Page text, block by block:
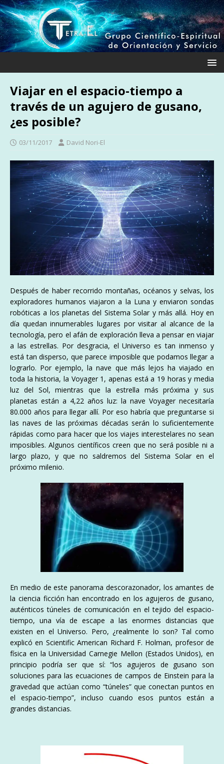
Viajar en el espacio-tiempo a
través de un agujero de gusano,
¿es posible?
03/11/2017 David Nori-El
Después de haber recorrido montañas, océanos y selvas, los
exploradores humanos viajaron a la Luna y enviaron sondas
robóticas a los planetas del Sistema Solar y más allá. Hoy en
día quedan innumerables lugares por visitar al alcance de la
tecnología, pero el afán de exploración lleva a pensar en viajar
a las estrellas. Por desgracia, el Universo es tan inmenso y
está tan disperso, que parece imposible que podamos llegar a
lograrlo. Por ejemplo, la nave que más lejos ha viajado en
toda la historia, la Voyager 1, apenas está a 19 horas y media
luz del Sol, mientras que la estrella más próxima y sus
planetas están a 4,22 años luz: la nave Voyager necesitaría
80.000 años para llegar allí. Por eso habría que preguntarse si
las naves de las próximas décadas serán lo suficientemente
rápidas como para hacer que los viajes interestelares no sean
imposibles. Algunos científicos creen que no será posible ni a
largo plazo, y que no saldremos del Sistema Solar en el
próximo milenio.
En medio de este panorama descorazonador, los amantes de
la ciencia ficción han encontrado en los agujeros de gusano,
auténticos túneles de comunicación en el tejido del espacio-
tiempo, una vía de escape a las enormes distancias que
existen en el Universo. Pero, ¿realmente lo son? Tal como
explicó en Scientific American Richard F. Holman, profesor de
física en la Universidad Carnegie Mellon (Estados Unidos), en
principio podría ser que sí: “los agujeros de gusano son
soluciones para las ecuaciones de campos de Einstein para la
gravedad que actúan como “túneles” que conectan puntos en
el espacio-tiempo”, incluso cuando esos puntos están a
grandes distancias.